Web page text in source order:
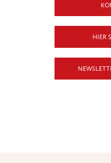
HIER